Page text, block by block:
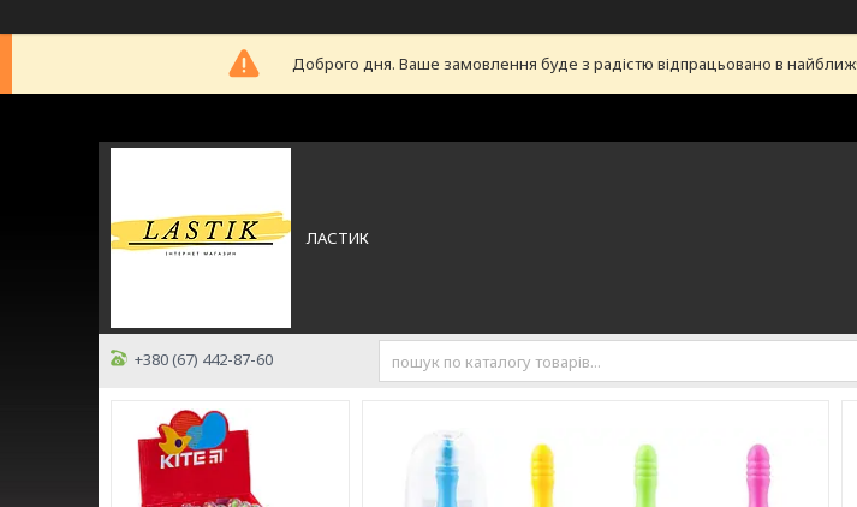
Доброго дня. Ваше замовлення буде з радістю відпрацьовано в
ЛАСТИК
+380 (67) 442-87-60